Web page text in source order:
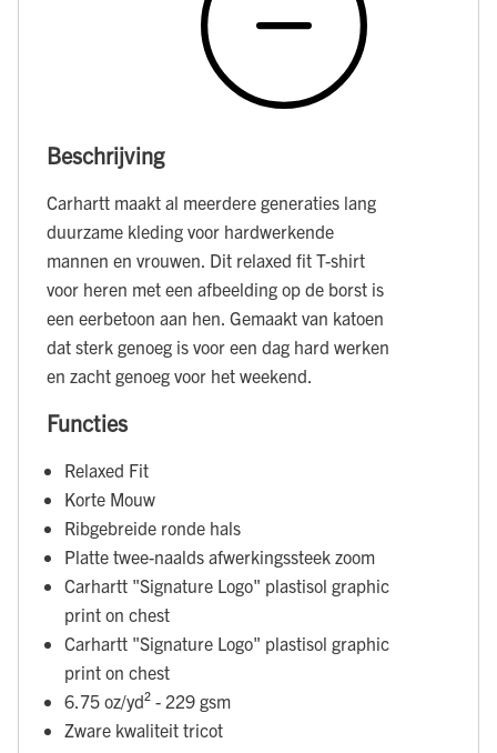
Beschrijving
Carhartt maakt al meerdere generaties lang
duurzame kleding voor hardwerkende
mannen en vrouwen. Dit relaxed fit T-shirt
voor heren met een afbeelding op de borst is
een eerbetoon aan hen. Gemaakt van katoen
dat sterk genoeg is voor een dag hard werken
en zacht genoeg voor het weekend.
Functies
Relaxed Fit
Korte Mouw
Ribgebreide ronde hals
Platte twee-naalds afwerkingssteek zoom
Carhartt "Signature Logo" plastisol graphic
print on chest
Carhartt "Signature Logo" plastisol graphic
print on chest
6.75 oz/yd² - 229 gsm
Zware kwaliteit tricot